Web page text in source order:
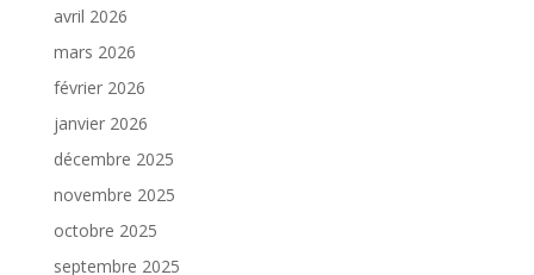
avril 2026
mars 2026
février 2026
janvier 2026
décembre 2025
novembre 2025
octobre 2025
septembre 2025